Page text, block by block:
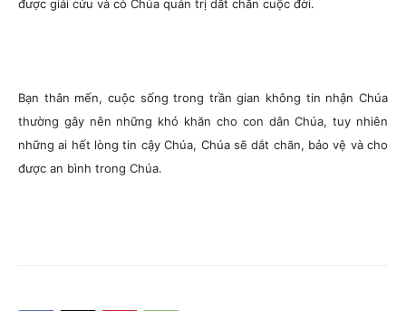
được giải cứu và có Chúa quản trị dắt chăn cuộc đời.
Bạn thân mến, cuộc sống trong trần gian không tin nhận Chúa
thường gây nên những khó khăn cho con dân Chúa, tuy nhiên
những ai hết lòng tin cậy Chúa, Chúa sẽ dắt chăn, bảo vệ và cho
được an bình trong Chúa.